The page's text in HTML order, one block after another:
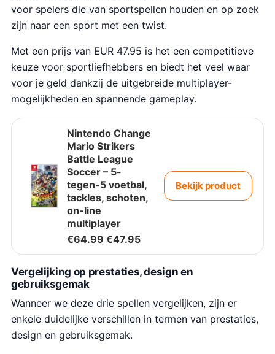
voor spelers die van sportspellen houden en op zoek
zijn naar een sport met een twist.
Met een prijs van EUR 47.95 is het een competitieve
keuze voor sportliefhebbers en biedt het veel waar
voor je geld dankzij de uitgebreide multiplayer-
mogelijkheden en spannende gameplay.
Nintendo Change
Mario Strikers
Battle League
Soccer – 5-
tegen-5 voetbal,
tackles, schoten,
on-line
multiplayer
€64.99 O
s
r
o
n
k
e
€47.95H
d
e
p
Bekijk product
Vergelijking op prestaties, design en
gebruiksgemak
Wanneer we deze drie spellen vergelijken, zijn er
enkele duidelijke verschillen in termen van prestaties,
design en gebruiksgemak.